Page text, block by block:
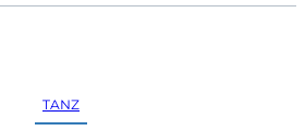
N
TANZ